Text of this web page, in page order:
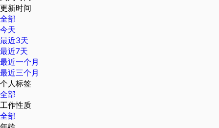
更新时间
全部
今天
最近3天
最近7天
最近一个月
最近三个月
个人标签
全部
工作性质
全部